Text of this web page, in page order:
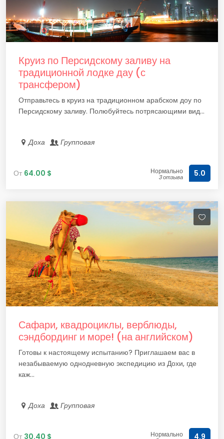
Круиз по Персидскому заливу на
традиционной лодке дау (с
трансфером)
Отправьтесь в круиз на традиционном арабском доу по
Персидскому заливу. Полюбуйтесь потрясающими вид...
Доха Групповая
От 64.00 $ Нормально
3 отзыва 5.0
Сафари, квадроциклы, верблюды,
сэндбординг и море! (на английском)
Готовы к настоящему испытанию? Приглашаем вас в
незабываемую однодневную экспедицию из Дохи, где
каж...
Доха Групповая
От 30.40 $ Нормально 4.9